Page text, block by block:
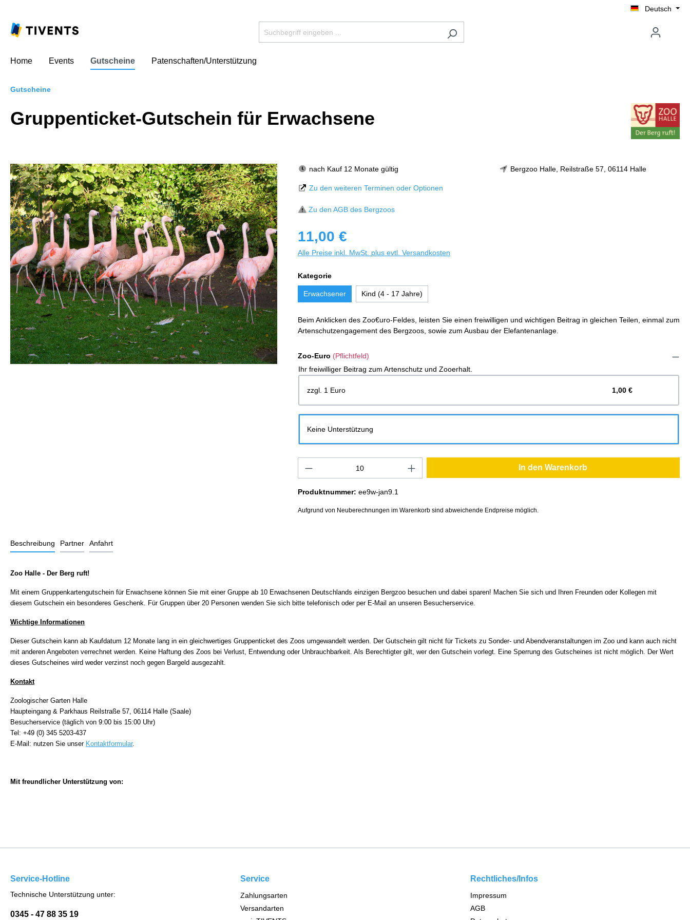
Deutsch
Home Events Gutscheine Patenschaften/Unterstützung
Gutscheine
Gruppenticket-Gutschein für Erwachsene
nach Kauf 12 Monate gültig Bergzoo Halle, Reilstraße 57, 06114 Halle
Zu den weiteren Terminen oder Optionen
Zu den AGB des Bergzoos
11,00 €
Alle Preise inkl. MwSt. plus evtl. Versandkosten
Kategorie
Erwachsener Kind (4 - 17 Jahre)
Beim Anklicken des Zoo€uro-Feldes, leisten Sie einen freiwilligen und wichtigen Beitrag in gleichen Teilen, einmal zum
Artenschutzengagement des Bergzoos, sowie zum Ausbau der Elefantenanlage.
Zoo-Euro (Pflichtfeld)
Ihr freiwilliger Beitrag zum Artenschutz und Zooerhalt.
zzgl. 1 Euro 1,00 €
Keine Unterstützung
In den Warenkorb
Produktnummer: ee9w-jan9.1
Aufgrund von Neuberechnungen im Warenkorb sind abweichende Endpreise möglich.
Beschreibung Partner Anfahrt
Zoo Halle - Der Berg ruft!
Mit einem Gruppenkartengutschein für Erwachsene können Sie mit einer Gruppe ab 10 Erwachsenen Deutschlands einzigen Bergzoo besuchen und dabei sparen! Machen Sie sich und Ihren Freunden oder Kollegen mit
diesem Gutschein ein besonderes Geschenk. Für Gruppen über 20 Personen wenden Sie sich bitte telefonisch oder per E-Mail an unseren Besucherservice.
Wichtige Informationen
Dieser Gutschein kann ab Kaufdatum 12 Monate lang in ein gleichwertiges Gruppenticket des Zoos umgewandelt werden. Der Gutschein gilt nicht für Tickets zu Sonder- und Abendveranstaltungen im Zoo und kann auch nicht
mit anderen Angeboten verrechnet werden. Keine Haftung des Zoos bei Verlust, Entwendung oder Unbrauchbarkeit. Als Berechtigter gilt, wer den Gutschein vorlegt. Eine Sperrung des Gutscheines ist nicht möglich. Der Wert
dieses Gutscheines wird weder verzinst noch gegen Bargeld ausgezahlt.
Kontakt
Zoologischer Garten Halle
Haupteingang & Parkhaus Reilstraße 57, 06114 Halle (Saale)
Besucherservice (täglich von 9:00 bis 15:00 Uhr)
Tel: +49 (0) 345 5203-437
E-Mail: nutzen Sie unser Kontaktformular.
Mit freundlicher Unterstützung von:
Service-Hotline
Technische Unterstützung unter:
0345 - 47 88 35 19
Service
Zahlungsarten
Versandarten
Rechtliches/Infos
Impressum
AGB